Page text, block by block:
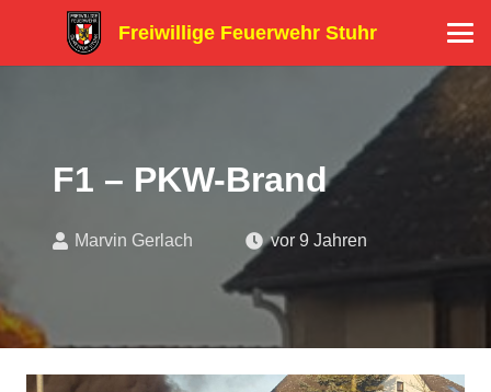
Freiwillige Feuerwehr Stuhr
F1 – PKW-Brand
Marvin Gerlach vor 9 Jahren